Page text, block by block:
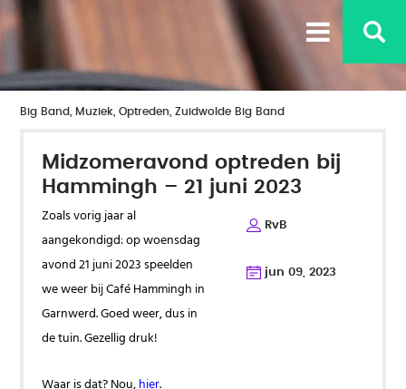

Bigband Zuidwolde
Big Band Muziek ,Optreden ,Zuidwolde Big Band
Midzomeravond optreden bij
Hammingh – 21 juni 2023
RvB
jun 09, 2023
Zoals vorig jaar al
aangekondigd: op woensdag
avond 21 juni 2023 speelden
we weer bij Café Hammingh in
Garnwerd. Goed weer, dus in
de tuin. Gezellig druk!
Waar is dat? Nou,hier.